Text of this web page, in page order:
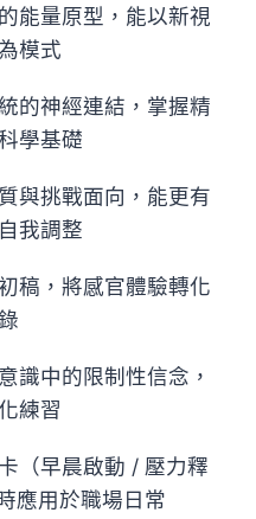
能量原型，能以新視
模式
的神經連結，掌握精
學基礎
與挑戰面向，能更有
我調整
稿，將感官體驗轉化
識中的限制性信念，
練習
（早晨啟動 / 壓力釋
應用於職場日常